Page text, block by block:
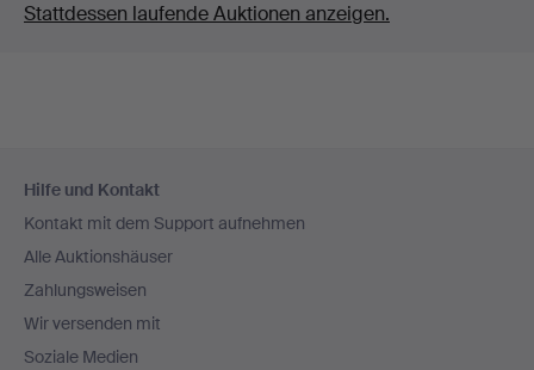
Stattdessen laufende Auktionen anzeigen.
Navigation
Hilfe und Kontakt
Kontakt mit dem Support aufnehmen
Alle Auktionshäuser
Zahlungsweisen
Wir versenden mit
Soziale Medien